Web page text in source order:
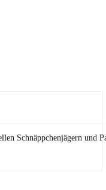
Schnäppchenjägern und